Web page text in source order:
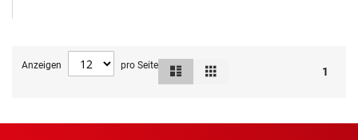
Anzeigen pro Seite 1
Ansicht